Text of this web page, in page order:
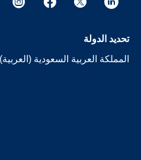
تحديد الدولة
المملكة العربية السعودية (العربية)